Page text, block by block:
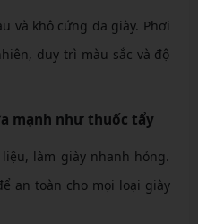
và khô cứng da giày. Phơi
duy trì màu sắc và độ
mạnh như thuốc tẩy
làm giày nhanh hỏng.
an toàn cho mọi loại giày